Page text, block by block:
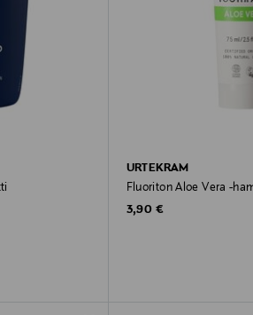
URTEKRAM
Fluoriton Aloe Vera -
Original Price
3,90 €